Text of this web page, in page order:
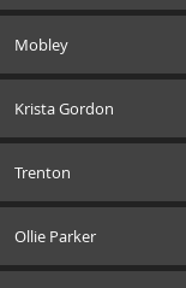
Mobley
Krista Gordon
Trenton
Ollie Parker